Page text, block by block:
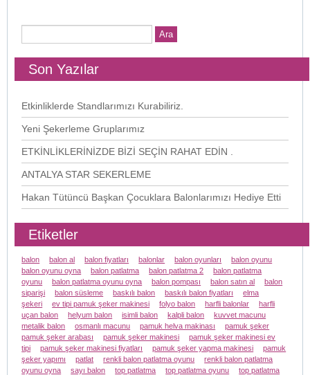
Son Yazılar
Etkinliklerde Standlarımızı Kurabiliriz.
Yeni Şekerleme Gruplarımız
ETKİNLİKLERİNİZDE BİZİ SEÇİN RAHAT EDİN .
ANTALYA STAR SEKERLEME
Hakan Tütüncü Başkan Çocuklara Balonlarımızı Hediye Etti
Etiketler
balon balon al balon fiyatları balonlar balon oyunları
balon oyunu
balon oyunu oyna
balon patlatma balon patlatma 2
balon patlatma
oyunu
balon patlatma oyunu oyna balon pompası balon satın al
balon
siparişi
balon süsleme baskılı balon baskılı balon fiyatları
elma
şekeri
ev tipi pamuk şeker makinesi folyo balon harfli balonlar
harfli
uçan balon
helyum balon isimli balon kalpli balon
kuvvet macunu
metalik balon
osmanlı macunu pamuk helva makinası
pamuk şeker
pamuk şeker arabası
pamuk şeker makinesi
pamuk şeker makinesi ev
tipi
pamuk şeker makinesi fiyatları pamuk şeker yapma makinesi
pamuk
şeker yapımı
patlat renkli balon patlatma oyunu
renkli balon patlatma
oyunu oyna
sayı balon top patlatma top patlatma oyunu top patlatma